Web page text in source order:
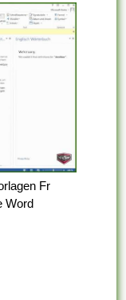
Fr
Word